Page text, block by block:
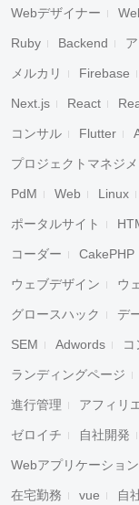
Webデザイナー
Ruby Backend
メルカリ Firebase
Next.js React
コンサル Flutter
プロジェクトマネジメ
PdM Web Linux
ポータルサイト
コーダー CakePHP
ウェブデザイン ウ
グロースハック デ
SEM Adwords
ランディングページ
進行管理 アフィリ
ゼロイチ 自社開発
Webアプリケーション
在宅勤務 vue 自